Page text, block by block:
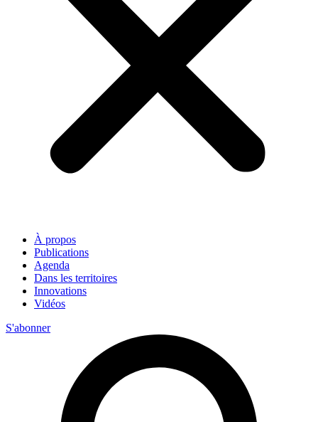
À propos
Publications
Agenda
Dans les territoires
Innovations
Vidéos
S'abonner